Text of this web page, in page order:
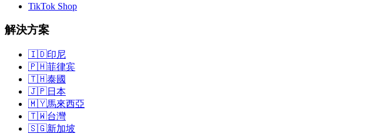
TikTok Shop
解決方案
🇮🇩印尼
🇵🇭菲律宾
🇹🇭泰國
🇯🇵日本
🇲🇾馬來西亞
🇹🇼台灣
🇸🇬新加坡